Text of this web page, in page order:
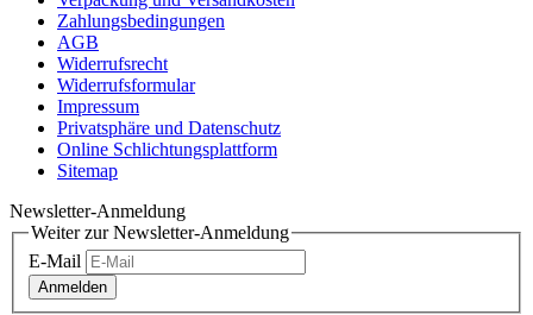
Zahlungsbedingungen
AGB
Widerrufsrecht
Widerrufsformular
Impressum
Privatsphäre und Datenschutz
Online Schlichtungsplattform
Sitemap
Newsletter-Anmeldung
Weiter zur Newsletter-Anmeldung
E-Mail
Anmelden